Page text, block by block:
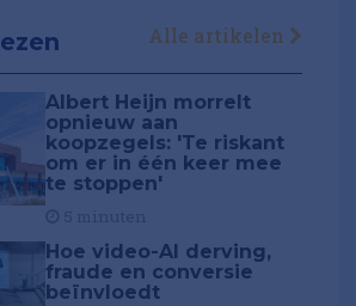
Alle artikelen
Albert Heijn morrelt
opnieuw aan
koopzegels: 'Te riskant
om er in één keer mee
te stoppen'
Hoe video-AI derving,
fraude en conversie
beïnvloedt